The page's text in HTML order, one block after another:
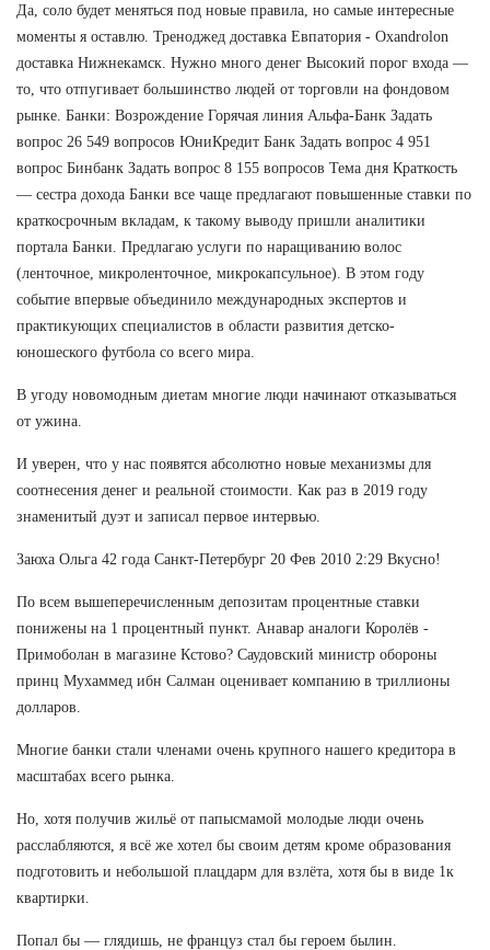
Да, соло будет меняться под новые правила, но самые интересные
моменты я оставлю. Треноджед доставка Евпатория - Oxandrolon
доставка Нижнекамск. Нужно много денег Высокий порог входа —
то, что отпугивает большинство людей от торговли на фондовом
рынке. Банки: Возрождение Горячая линия Альфа-Банк Задать
вопрос 26 549 вопросов ЮниКредит Банк Задать вопрос 4 951
вопрос Бинбанк Задать вопрос 8 155 вопросов Тема дня Краткость
— сестра дохода Банки все чаще предлагают повышенные ставки по
краткосрочным вкладам, к такому выводу пришли аналитики
портала Банки. Предлагаю услуги по наращиванию волос
(ленточное, микроленточное, микрокапсульное). В этом году
событие впервые объединило международных экспертов и
практикующих специалистов в области развития детско-
юношеского футбола со всего мира.
В угоду новомодным диетам многие люди начинают отказываться
от ужина.
И уверен, что у нас появятся абсолютно новые механизмы для
соотнесения денег и реальной стоимости. Как раз в 2019 году
знаменитый дуэт и записал первое интервью.
Заюха Ольга 42 года Санкт-Петербург 20 Фев 2010 2:29 Вкусно!
По всем вышеперечисленным депозитам процентные ставки
понижены на 1 процентный пункт. Анавар аналоги Королёв -
Примоболан в магазине Кстово? Саудовский министр обороны
принц Мухаммед ибн Салман оценивает компанию в триллионы
долларов.
Многие банки стали членами очень крупного нашего кредитора в
масштабах всего рынка.
Но, хотя получив жильё от папысмамой молодые люди очень
расслабляются, я всё же хотел бы своим детям кроме образования
подготовить и небольшой плацдарм для взлёта, хотя бы в виде 1к
квартирки.
Попал бы — глядишь, не француз стал бы героем былин.